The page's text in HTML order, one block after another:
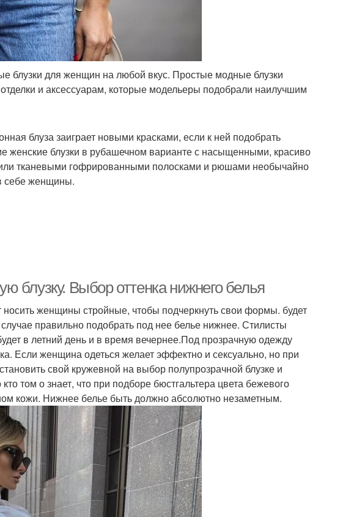
блузки для женщин на любой вкус. Простые модные блузки
и аксессуарам, которые модельеры подобрали наилучшим
блуза заиграет новыми красками, если к ней подобрать
женские блузки в рубашечном варианте с насыщенными, красиво
тканевыми гофрированными полосками и рюшами необычайно
себе женщины.
блузку. Выбор оттенка нижнего белья
женщины стройные, чтобы подчеркнуть свои формы. будет
правильно подобрать под нее белье нижнее. Стилисты
в летний день и в время вечернее.Под прозрачную одежду
Если женщина одеться желает эффектно и сексуально, но при
свой кружевной на выбор полупрозрачной блузке и
том о знает, что при подборе бюстгальтера цвета бежевого
кожи. Нижнее белье быть должно абсолютно незаметным.